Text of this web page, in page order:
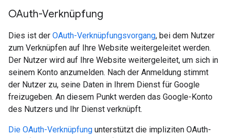
OAuth-Verknüpfung
Dies ist der OAuth-Verknüpfungsvorgang, bei dem Nutzer
zum Verknüpfen auf Ihre Website weitergeleitet werden.
Der Nutzer wird auf Ihre Website weitergeleitet, um sich in
seinem Konto anzumelden. Nach der Anmeldung stimmt
der Nutzer zu, seine Daten in Ihrem Dienst für Google
freizugeben. An diesem Punkt werden das Google-Konto
des Nutzers und Ihr Dienst verknüpft.
Die OAuth-Verknüpfung unterstützt die impliziten OAuth-